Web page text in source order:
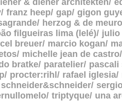
& diener architekten
franz heep gap gigon
herzog & de
filgueiras lima (lelé) julio
breuer marcio kogan
michelle jean de castro
bratke paratelier pascali
procter:rihl rafael iglesia
schneider&schneider
triptyque una